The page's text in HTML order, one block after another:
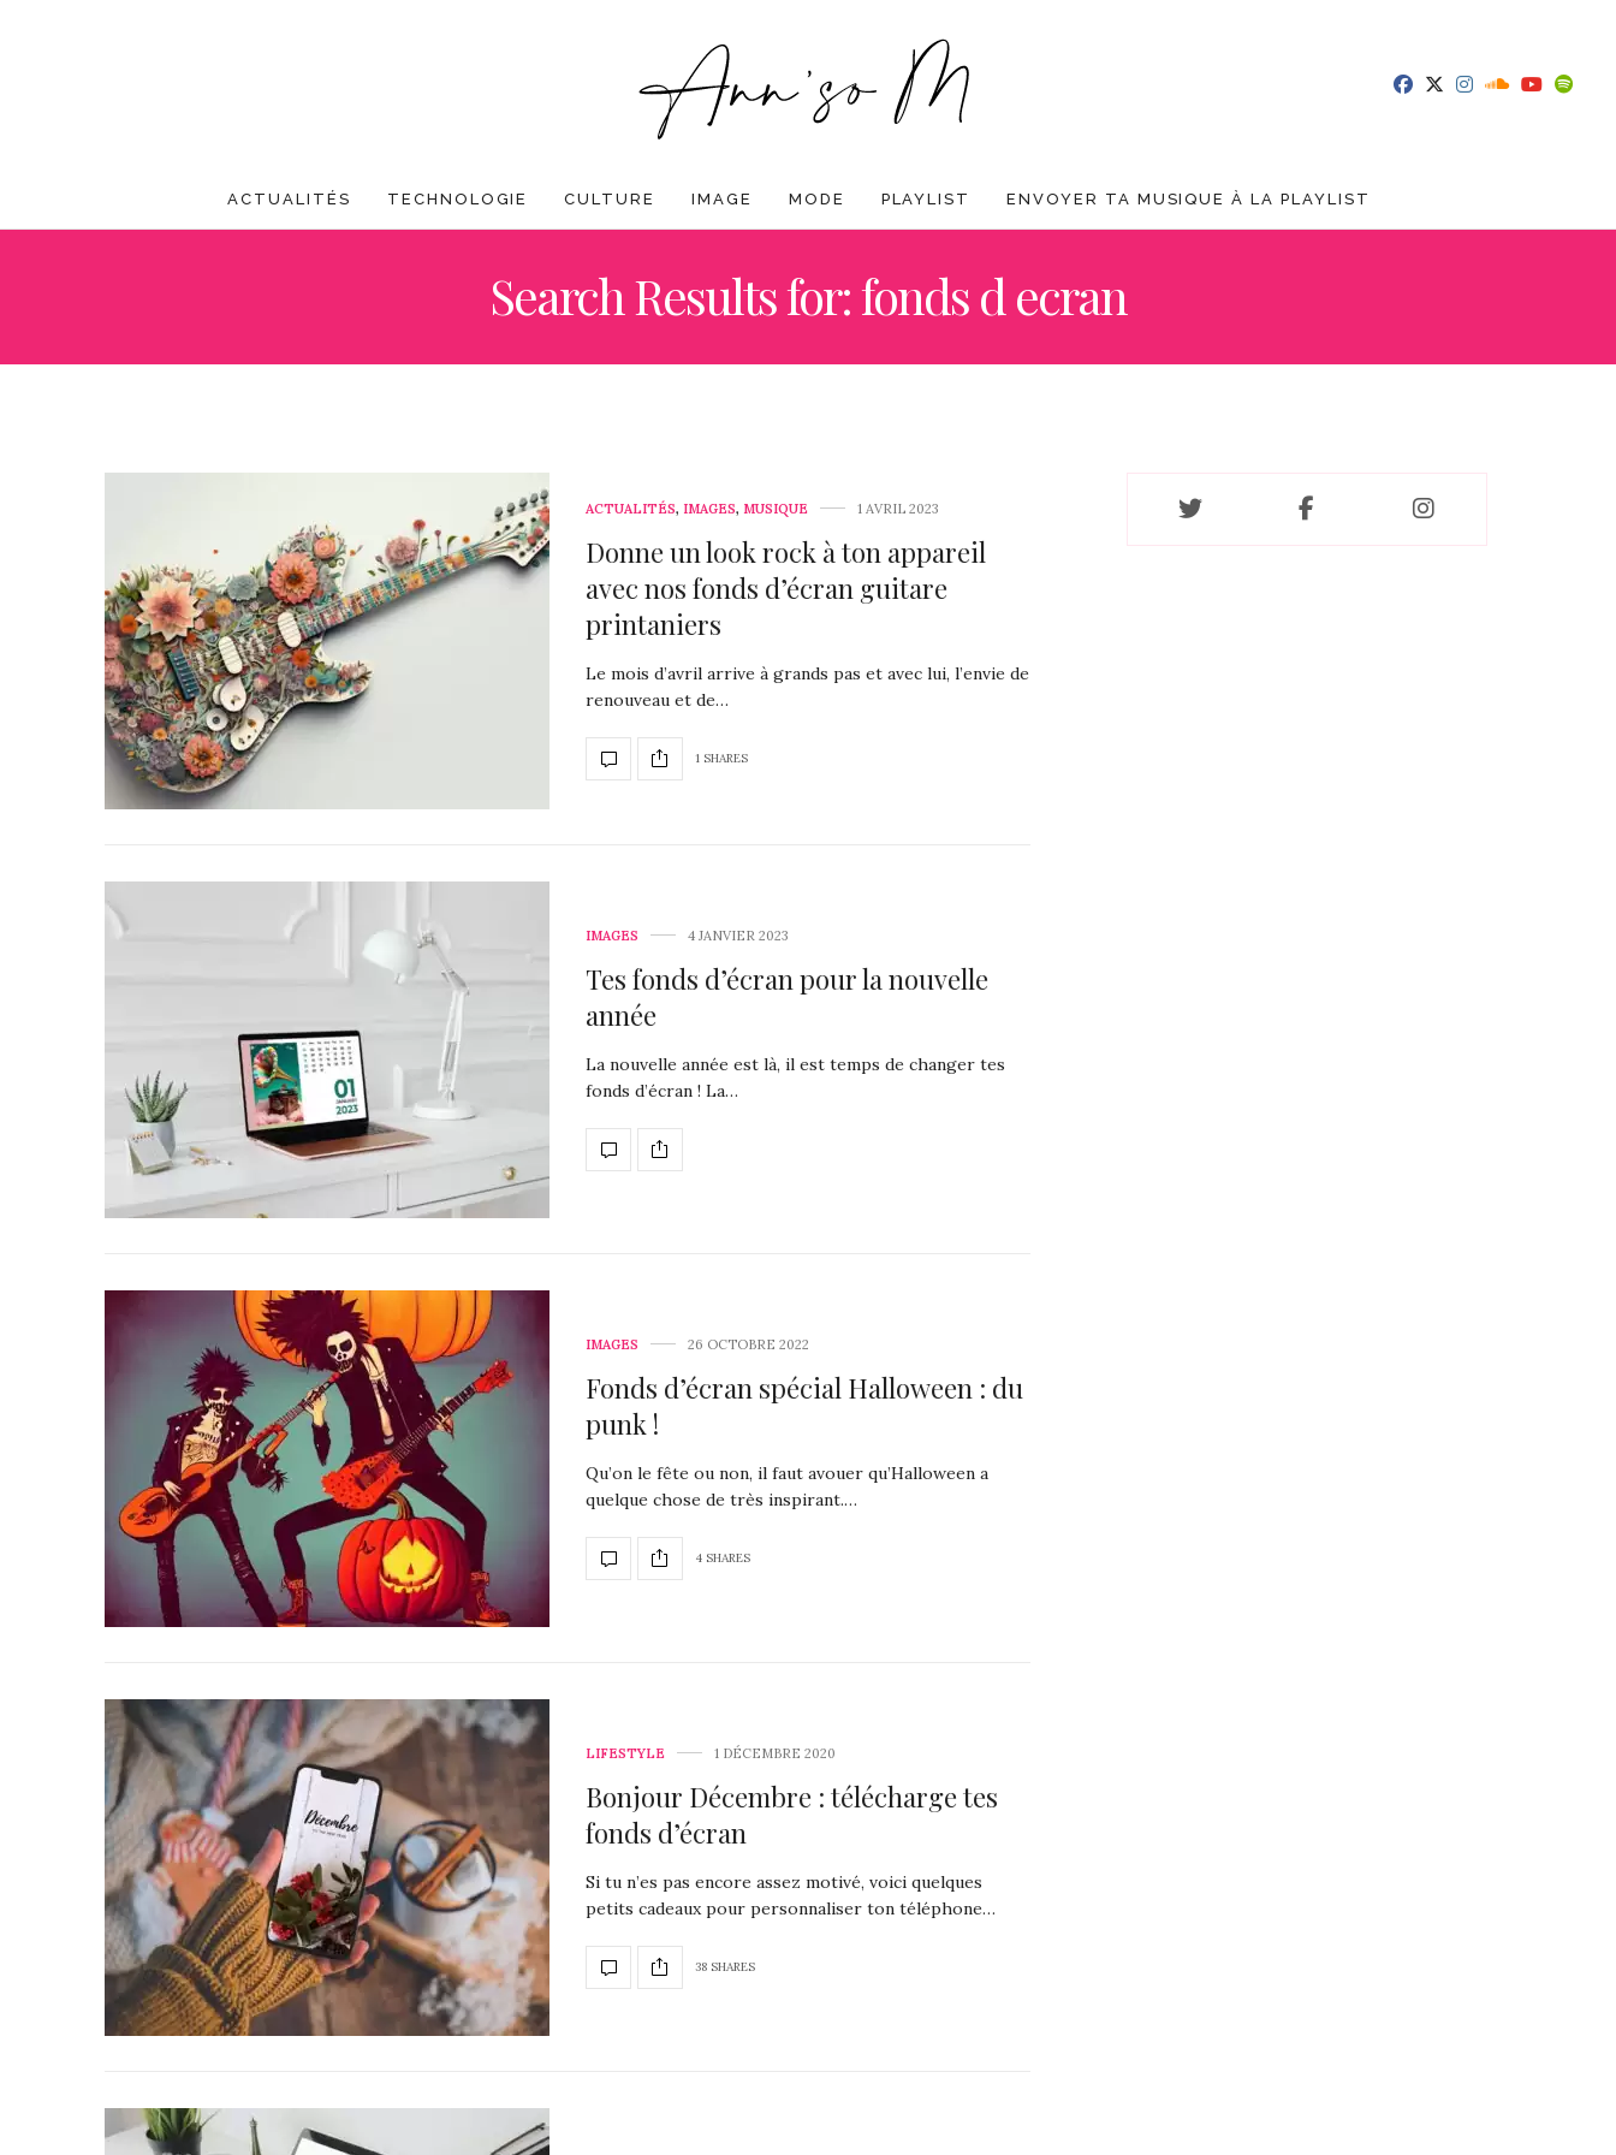
ACTUALITÉS TECHNOLOGIE CULTURE IMAGE MODE PLAYLIST ENVOYER TA MUSIQUE À LA PLAYLIST
Search Results for: fonds d ecran
ACTUALITÉS, IMAGES, MUSIQUE 1 AVRIL 2023
Donne un look rock à ton appareil
avec nos fonds d’écran guitare
printaniers
Le mois d’avril arrive à grands pas et avec lui, l’envie de
renouveau et de…
1 SHARES
IMAGES 4 JANVIER 2023
Tes fonds d’écran pour la nouvelle
année
La nouvelle année est là, il est temps de changer tes
fonds d’écran ! La…
IMAGES 26 OCTOBRE 2022
Fonds d’écran spécial Halloween : du
punk !
Qu’on le fête ou non, il faut avouer qu’Halloween a
quelque chose de très inspirant.…
4 SHARES
LIFESTYLE 1 DÉCEMBRE 2020
Bonjour Décembre : télécharge tes
fonds d’écran
Si tu n’es pas encore assez motivé, voici quelques
petits cadeaux pour personnaliser ton téléphone…
38 SHARES